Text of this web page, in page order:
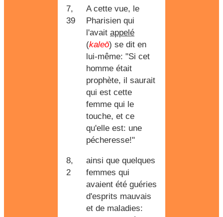
7,
39
A cette vue, le
Pharisien qui
l'avait appelé
(kaleō) se dit en
lui-même: "Si cet
homme était
prophète, il saurait
qui est cette
femme qui le
touche, et ce
qu'elle est: une
pécheresse!"
8,
2
ainsi que quelques
femmes qui
avaient été guéries
d'esprits mauvais
et de maladies: